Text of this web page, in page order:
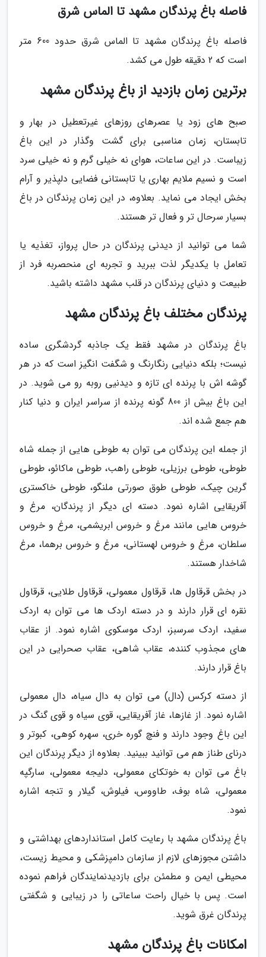
فاصله باغ پرندگان مشهد تا الماس شرق
فاصله باغ پرندگان مشهد تا الماس شرق حدود 600 متر
است که 2 دقیقه طول می کشد.
برترین زمان بازدید از باغ پرندگان مشهد
صبح های زود یا عصرهای روزهای غیرتعطیل در بهار و
تابستان، زمان مناسبی برای گشت وگذار در این باغ
زیباست. در این ساعات، هوای نه خیلی گرم و نه خیلی سرد
است و نسیم ملایم بهاری یا تابستانی فضایی دلپذیر و آرام
بخش ایجاد می نماید. بعلاوه، در این زمان پرندگان در باغ
بسیار سرحال تر و فعال تر هستند.
شما می توانید از دیدنی پرندگان در حال پرواز، تغذیه یا
تعامل با یکدیگر لذت ببرید و تجربه ای منحصربه فرد از
طبیعت و دنیای پرندگان در قلب مشهد داشته باشید.
پرندگان مختلف باغ پرندگان مشهد
باغ پرندگان در مشهد فقط یک جاذبه گردشگری ساده
نیست؛ بلکه دنیایی رنگارنگ و شگفت انگیز است که در هر
گوشه اش با پرنده ای تازه و دیدنیی روبه رو می شوید. در
این باغ بیش از 800 گونه پرنده از سراسر ایران و دنیا کنار
هم جمع شده اند.
از جمله این پرندگان می توان به طوطی هایی از جمله شاه
طوطی، طوطی برزیلی، طوطی راهب، طوطی ماکائو، طوطی
گرین چیک، طوطی طوق صورتی ملنگو، طوطی خاکستری
آفریقایی اشاره نمود. دسته ای دیگر از پرندگان، مرغ و
خروس هایی مانند مرغ و خروس ابریشمی، مرغ و خروس
سلطان، مرغ و خروس لهستانی، مرغ و خروس برهما، مرغ
شاخدار هستند.
در بخش قرقاول ها، قرقاول معمولی، قرقاول طلایی، قرقاول
نقره ای قرار دارند و در دسته اردک ها می توان به اردک
سفید، اردک سرسبز، اردک موسکوی اشاره نمود. از عقاب
های مجذوب کننده، عقاب شاهی، عقاب صحرایی در این
باغ قرار دارند.
از دسته کرکس (دال) می توان به دال سیاه، دال معمولی
اشاره نمود. از غازها، غاز آفریقایی، قوی سیاه و قوی گنگ در
این باغ وجود دارند و فنچ گوره خری، سهره کوهی، کبوتر و
درنای طناز هم می توانید ببینید. بعلاوه از دیگر پرندگان این
باغ می توان به خوتکای معمولی، دلیجه معمولی، سارگپه
معمولی، شاه بوف، طاووس، فیلوش، گیلار و تنجه اشاره
نمود.
باغ پرندگان مشهد با رعایت کامل استانداردهای بهداشتی و
داشتن مجوزهای لازم از سازمان دامپزشکی و محیط زیست،
محیطی ایمن و مطمئن برای بازدیدنمایندگان فراهم نموده
است. پس با خیال راحت ساعاتی را در زیبایی و شگفتی
پرندگان غرق شوید.
امکانات باغ پرندگان مشهد